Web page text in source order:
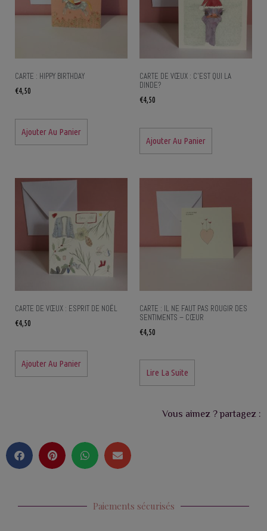
CARTE : HIPPY BIRTHDAY
€4,50
Ajouter Au Panier
CARTE DE VŒUX : C’EST QUI LA
DINDE?
€4,50
Ajouter Au Panier
CARTE DE VŒUX : ESPRIT DE NOËL
€4,50
Ajouter Au Panier
CARTE : IL NE FAUT PAS ROUGIR DES
SENTIMENTS – CŒUR
€4,50
Lire La Suite
Vous aimez ? partagez :
Paiements sécurisés